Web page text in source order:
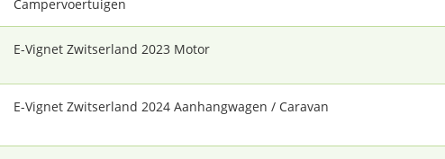
Campervoertuigen
E-Vignet Zwitserland 2023 Motor
E-Vignet Zwitserland 2024 Aanhangwagen / Caravan